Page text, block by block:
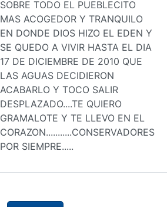
SOBRE TODO EL PUEBLECITO
MAS ACOGEDOR Y TRANQUILO
EN DONDE DIOS HIZO EL EDEN Y
SE QUEDO A VIVIR HASTA EL DIA
17 DE DICIEMBRE DE 2010 QUE
LAS AGUAS DECIDIERON
ACABARLO Y TOCO SALIR
DESPLAZADO....TE QUIERO
GRAMALOTE Y TE LLEVO EN EL
CORAZON...........CONSERVADORES
POR SIEMPRE.....